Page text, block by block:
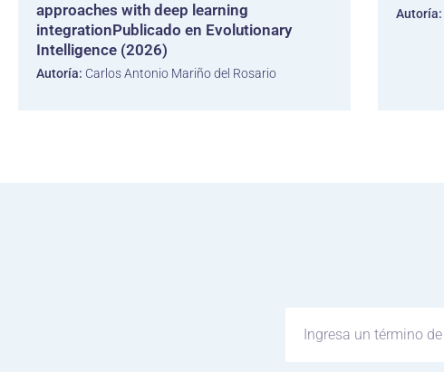
approaches with deep learning
integrationPublicado en Evolutionary
Intelligence (2026)
Autoría: Carlos Antonio Mariño del Rosario
Autoría: